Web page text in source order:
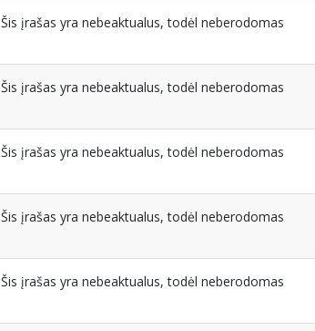
Šis įrašas yra nebeaktualus, todėl neberodomas
Šis įrašas yra nebeaktualus, todėl neberodomas
Šis įrašas yra nebeaktualus, todėl neberodomas
Šis įrašas yra nebeaktualus, todėl neberodomas
Šis įrašas yra nebeaktualus, todėl neberodomas